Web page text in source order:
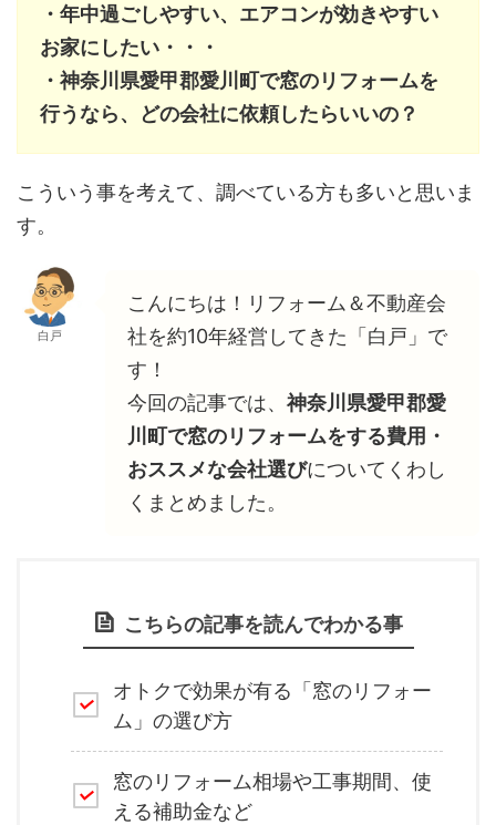
・年中過ごしやすい、エアコンが効きやすい
お家にしたい・・・
・神奈川県愛甲郡愛川町で窓のリフォームを
行うなら、どの会社に依頼したらいいの？
こういう事を考えて、調べている方も多いと思いま
す。
白戸
こんにちは！リフォーム＆不動産会
社を約10年経営してきた「白戸」で
す！
今回の記事では、 神奈川県愛甲郡愛
川町で窓のリフォームをする費用・
おススメな会社選びについてくわし
くまとめました。
こちらの記事を読んでわかる事
オトクで効果が有る「窓のリフォー
ム」の選び方
窓のリフォーム相場や工事期間、使
える補助金など